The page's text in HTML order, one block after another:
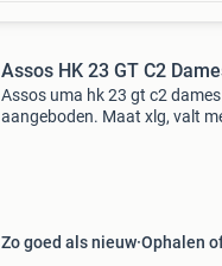
Assos HK 23 GT C2
Assos uma hk 23 gt c2
aangeboden. Maat xlg, valt
Zo goed als nieuw Ophalen